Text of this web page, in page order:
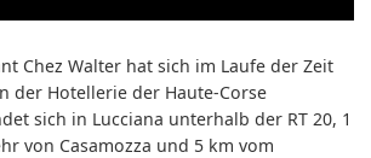
Chez Walter hat sich im Laufe der Zeit
der Hotellerie der Haute-Corse
sich in Lucciana unterhalb der RT 20, 1
von Casamozza und 5 km vom